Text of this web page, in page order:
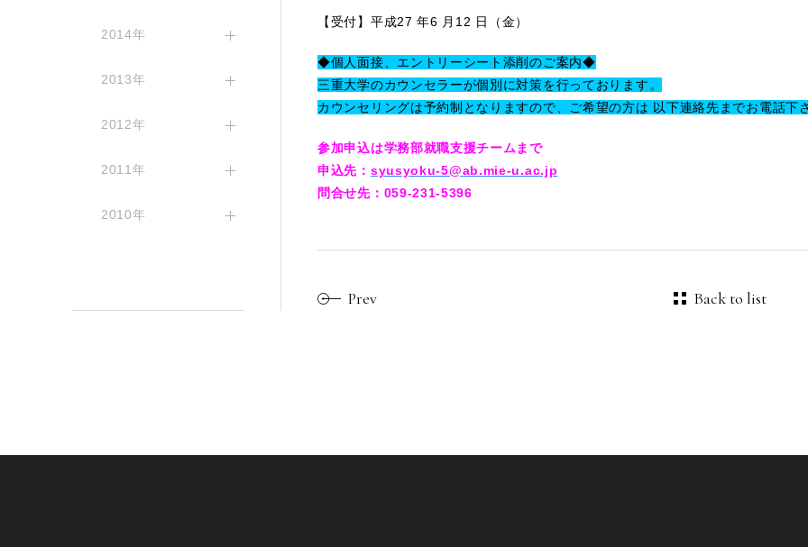
【受付】平成27 年6 月12 日（金）
◆個人面接、エントリーシート添削のご案内◆
三重大学のカウンセラーが個別に対策を行っております。
カウンセリングは予約制となりますので、ご希望の方は 以下連絡先までお電話下
参加申込は学務部就職支援チームまで
申込先： syusyoku-5@ab.mie-u.ac.jp
問合せ先：059-231-5396
Prev Back to list
2014年
2013年
2012年
2011年
2010年